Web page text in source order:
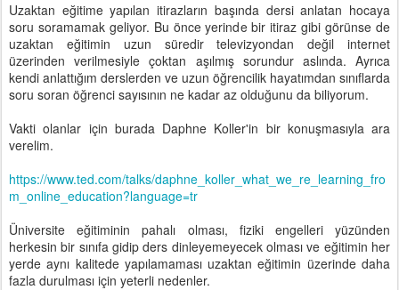
Uzaktan eğitime yapılan itirazların başında dersi anlatan hocaya
soru soramamak geliyor. Bu önce yerinde bir itiraz gibi görünse de
uzaktan eğitimin uzun süredir televizyondan değil internet
üzerinden verilmesiyle çoktan aşılmış sorundur aslında. Ayrıca
kendi anlattığım derslerden ve uzun öğrencilik hayatımdan sınıflarda
soru soran öğrenci sayısının ne kadar az olduğunu da biliyorum.
Vakti olanlar için burada Daphne Koller'in bir konuşmasıyla ara
verelim.
https://www.ted.com/talks/daphne_koller_what_we_re_learning_fro
m_online_education?language=tr
Üniversite eğitiminin pahalı olması, fiziki engelleri yüzünden
herkesin bir sınıfa gidip ders dinleyemeyecek olması ve eğitimin her
yerde aynı kalitede yapılamaması uzaktan eğitimin üzerinde daha
fazla durulması için yeterli nedenler.